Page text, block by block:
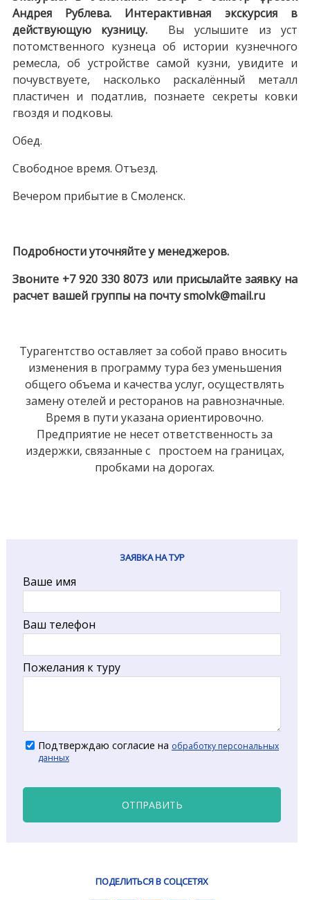
Андрея Рублева. Интерактивная экскурсия в
действующую кузницу. Вы услышите из уст
потомственного кузнеца об истории кузнечного
ремесла, об устройстве самой кузни, увидите и
почувствуете, насколько раскалённый металл
пластичен и податлив, познаете секреты ковки
гвоздя и подковы.
Обед.
Свободное время. Отъезд.
Вечером прибытие в Смоленск.
Подробности уточняйте у менеджеров.
Звоните +7 920 330 8073 или присылайте заявку на
расчет вашей группы на почту smolvk@mail.ru
Турагентство оставляет за собой право вносить
изменения в программу тура без уменьшения
общего объема и качества услуг, осуществлять
замену отелей и ресторанов на равнозначные.
Время в пути указана ориентировочно.
Предприятие не несет ответственность за
издержки, связанные с простоем на границах,
пробками на дорогах.
ЗАЯВКА НА ТУР
Ваше имя
Ваш телефон
Пожелания к туру
Подтверждаю согласие на обработку персональных
данных
ОТПРАВИТЬ
ПОДЕЛИТЬСЯ В СОЦСЕТЯХ